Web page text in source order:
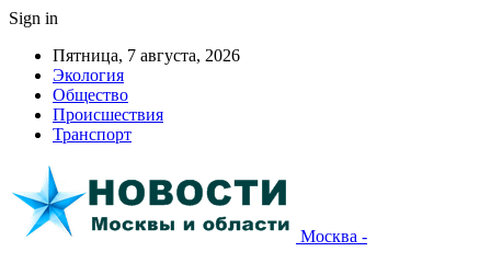
Sign in
Пятница, 7 августа, 2026
Экология
Общество
Происшествия
Транспорт
Москва -